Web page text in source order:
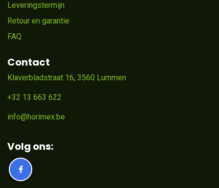
Leveringstermijn
Retour en garantie
FAQ
Contact
Klaverbladstraat 16, 3560 Lummen
+32 13 663 622
info@horimex.be
Volg ons: